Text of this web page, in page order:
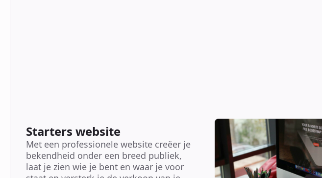
Starters website
Met een professionele website creëer je
bekendheid onder een breed publiek,
laat je zien wie je bent en waar je voor